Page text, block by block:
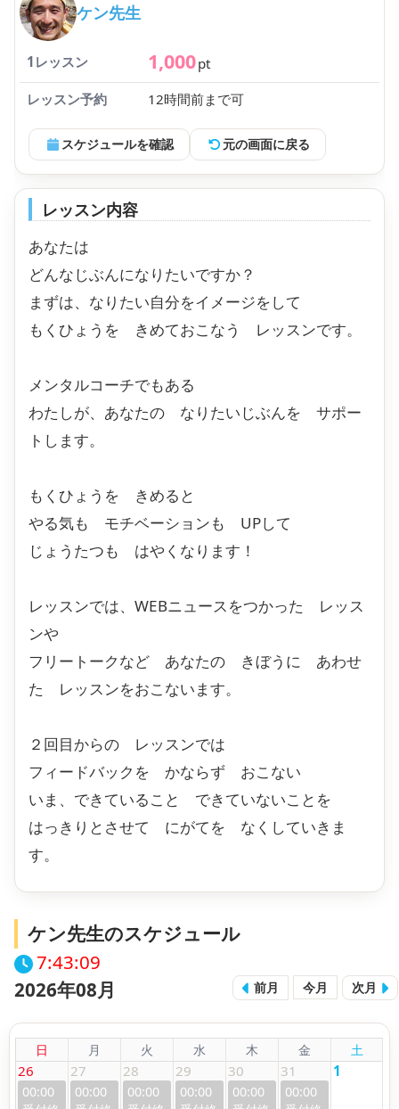
ケン先生
1レッスン 1,000pt
レッスン予約
12時間前まで可
スケジュールを確認 元の画面に戻る
レッスン内容
あなたは
どんなじぶんになりたいですか？
まずは、なりたい自分をイメージをして
もくひょうを きめておこなう レッスンです。
メンタルコーチでもある
わたしが、あなたの なりたいじぶんを サポー
トします。
もくひょうを きめると
やる気も モチベーションも UPして
じょうたつも はやくなります！
レッスンでは、WEBニュースをつかった レッス
ンや
フリートークなど あなたの きぼうに あわせ
た レッスンをおこないます。
２回目からの レッスンでは
フィードバックを かならず おこない
いま、できていること できていないことを
はっきりとさせて にがてを なくしていきま
す。
ケン先生のスケジュール
7:43:09
2026年08月
前月 今月 次月
日 月 火 水 木 金 土
26
00:00
27
00:00
28
00:00
29
00:00
30
00:00
31
00:00
1